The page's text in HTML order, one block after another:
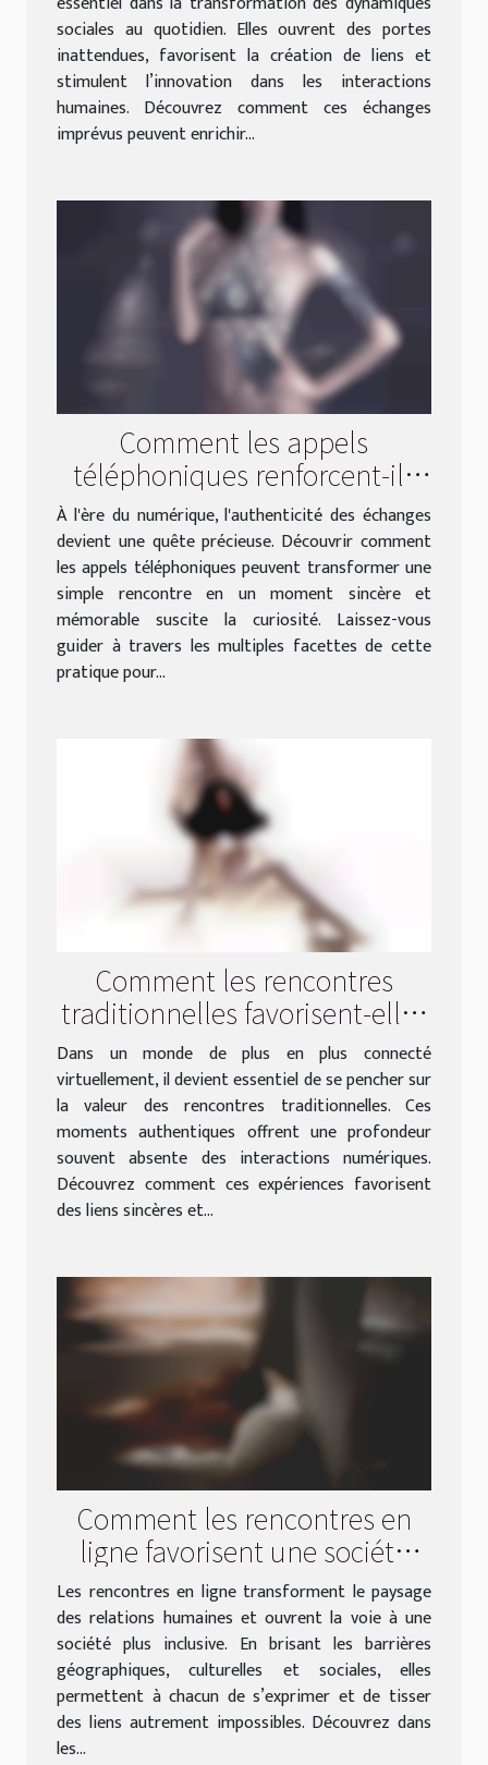
sociales au quotidien. Elles ouvrent des portes
inattendues, favorisent la création de liens et
stimulent l’innovation dans les interactions
humaines. Découvrez comment ces échanges
imprévus peuvent enrichir...
Comment les appels
téléphoniques renforcent-ils
les rencontres authentiques ?
À l'ère du numérique, l'authenticité des échanges
devient une quête précieuse. Découvrir comment
les appels téléphoniques peuvent transformer une
simple rencontre en un moment sincère et
mémorable suscite la curiosité. Laissez-vous
guider à travers les multiples facettes de cette
pratique pour...
Comment les rencontres
traditionnelles favorisent-elles
les liens sincères ?
Dans un monde de plus en plus connecté
virtuellement, il devient essentiel de se pencher sur
la valeur des rencontres traditionnelles. Ces
moments authentiques offrent une profondeur
souvent absente des interactions numériques.
Découvrez comment ces expériences favorisent
des liens sincères et...
Comment les rencontres en
ligne favorisent une société
plus inclusive ?
Les rencontres en ligne transforment le paysage
des relations humaines et ouvrent la voie à une
société plus inclusive. En brisant les barrières
géographiques, culturelles et sociales, elles
permettent à chacun de s’exprimer et de tisser
des liens autrement impossibles. Découvrez dans
les...